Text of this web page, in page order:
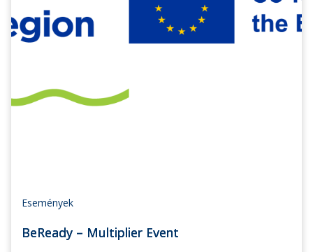
Események
BeReady – Multiplier Event